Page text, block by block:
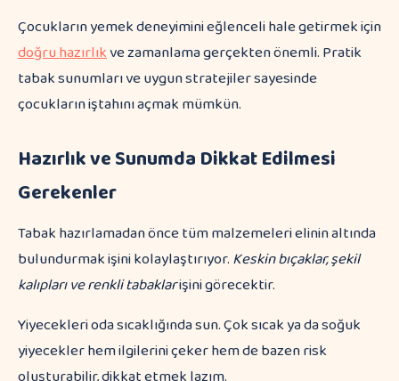
Çocukların yemek deneyimini eğlenceli hale getirmek için
doğru hazırlıkve zamanlama gerçekten önemli. Pratik
tabak sunumları ve uygun stratejiler sayesinde
çocukların iştahını açmak mümkün.
Hazırlık ve Sunumda Dikkat Edilmesi
Gerekenler
Tabak hazırlamadan önce tüm malzemeleri elinin altında
bulundurmak işini kolaylaştırıyor.Keskin bıçaklar, şekil
kalıpları ve renkli tabaklarişini görecektir.
Yiyecekleri oda sıcaklığında sun. Çok sıcak ya da soğuk
yiyecekler hem ilgilerini çeker hem de bazen risk